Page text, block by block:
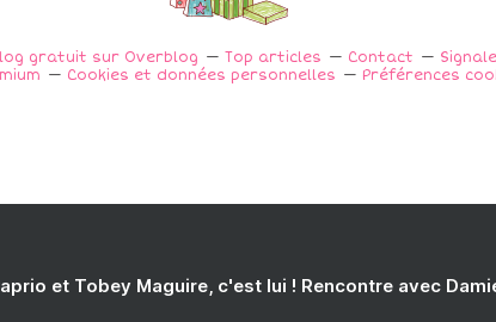
gratuit sur Overblog Top articles Contact
Cookies et données personnelles Préférences
et Tobey Maguire, c'est lui ! Rencontre avec